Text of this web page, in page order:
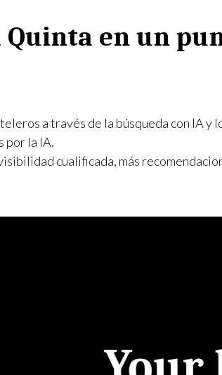
Quinta en un
a través de la búsqueda con IA y
por la IA.
cualificada, más